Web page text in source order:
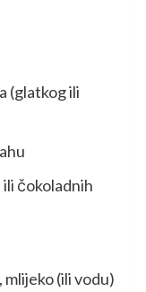
(glatkog ili
čokoladnih
(ili vodu)